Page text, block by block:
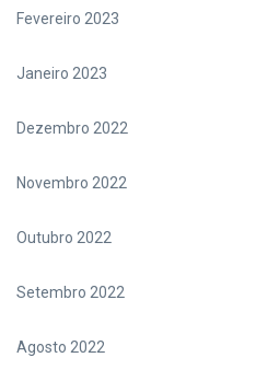
Fevereiro 2023
Janeiro 2023
Dezembro 2022
Novembro 2022
Outubro 2022
Setembro 2022
Agosto 2022